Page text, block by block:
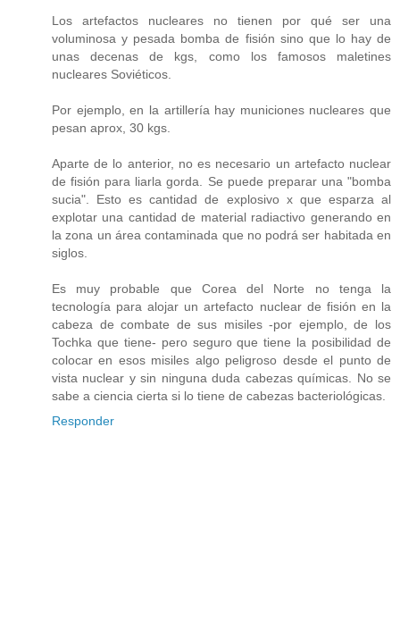
Los artefactos nucleares no tienen por qué ser una
voluminosa y pesada bomba de fisión sino que lo hay de
unas decenas de kgs, como los famosos maletines
nucleares Soviéticos.
Por ejemplo, en la artillería hay municiones nucleares que
pesan aprox, 30 kgs.
Aparte de lo anterior, no es necesario un artefacto nuclear
de fisión para liarla gorda. Se puede preparar una "bomba
sucia". Esto es cantidad de explosivo x que esparza al
explotar una cantidad de material radiactivo generando en
la zona un área contaminada que no podrá ser habitada en
siglos.
Es muy probable que Corea del Norte no tenga la
tecnología para alojar un artefacto nuclear de fisión en la
cabeza de combate de sus misiles -por ejemplo, de los
Tochka que tiene- pero seguro que tiene la posibilidad de
colocar en esos misiles algo peligroso desde el punto de
vista nuclear y sin ninguna duda cabezas químicas. No se
sabe a ciencia cierta si lo tiene de cabezas bacteriológicas.
Responder